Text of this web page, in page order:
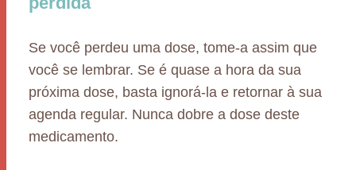
Se você perdeu uma dose, tome-a assim que
você se lembrar. Se é quase a hora da sua
próxima dose, basta ignorá-la e retornar à sua
agenda regular. Nunca dobre a dose deste
medicamento.